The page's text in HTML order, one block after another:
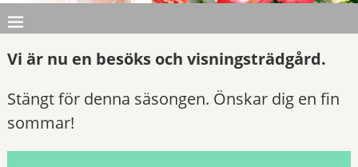
Vi är nu en besöks och visningsträdgård.
Stängt för denna säsongen. Önskar dig en fin
sommar!